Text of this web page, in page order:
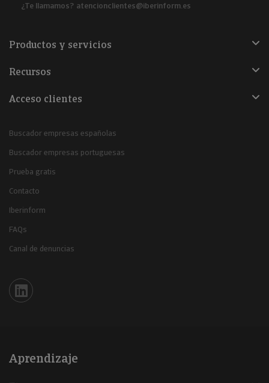
¿Te llamamos? atencionclientes@iberinform.es
Productos y servicios
Recursos
Acceso clientes
Buscador empresas españolas
Buscador empresas portuguesas
Prueba gratis
Contacto
Iberinform
FAQs
Canal de denuncias
Iberinform en Linkedin
Aprendizaje